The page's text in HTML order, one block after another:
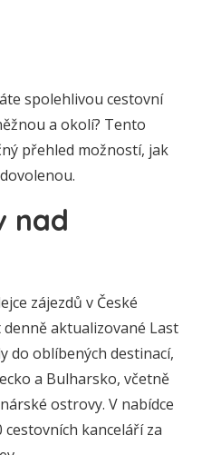
spolehlivou cestovní
a okolí? Tento
přehled možností, jak
nad
zájezdů v České
aktualizované Last
do oblíbených destinací,
a Bulharsko, včetně
ostrovy. V nabídce
cestovních kanceláří za